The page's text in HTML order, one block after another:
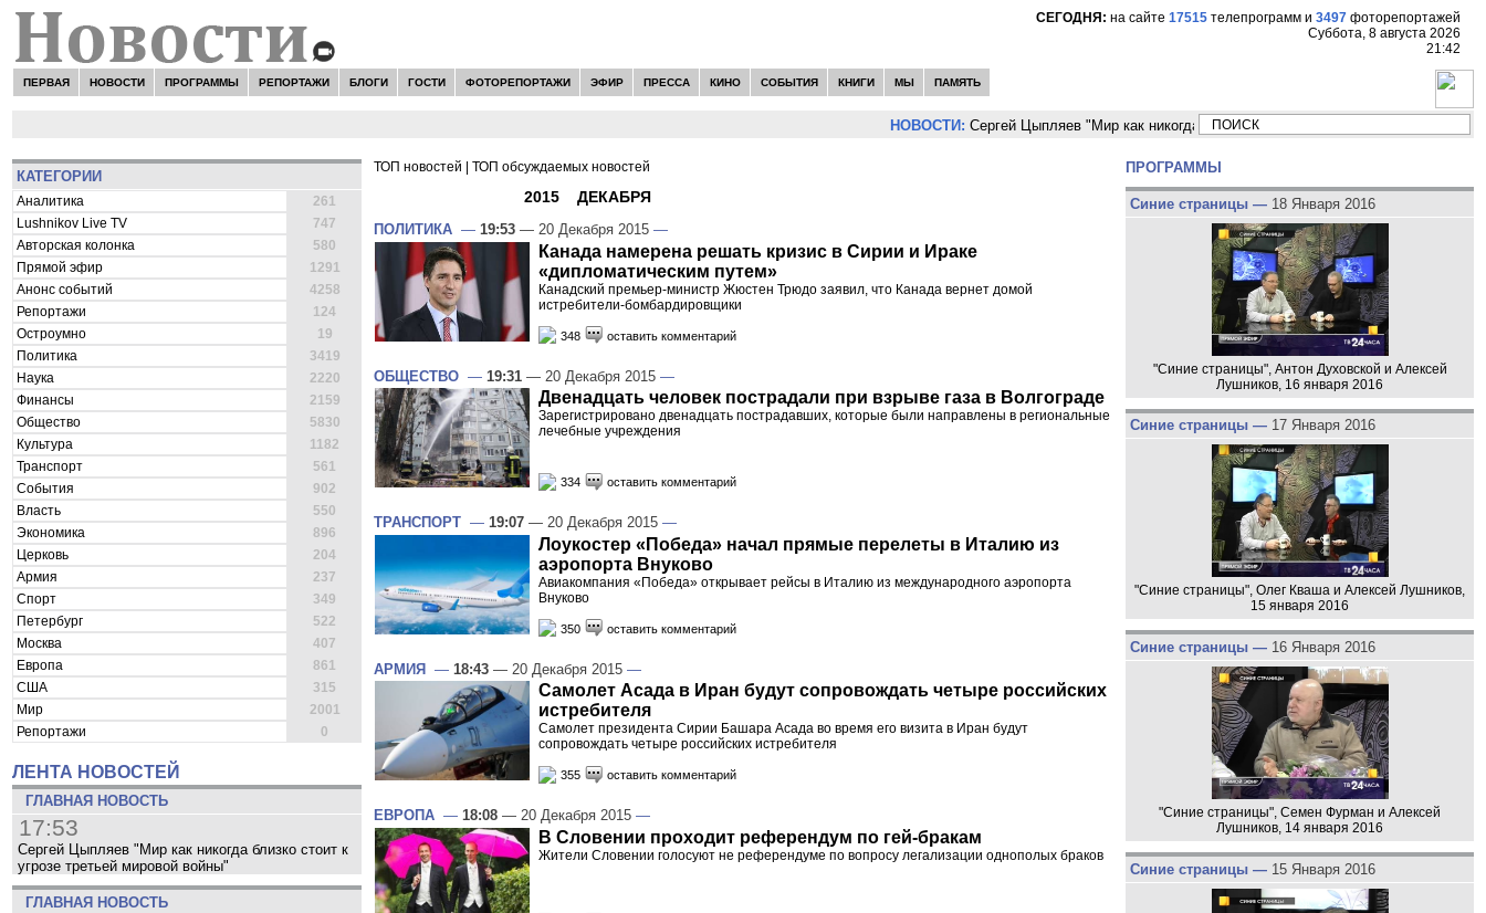
СЕГОДНЯ: на сайте 17515 телепрограмм и 3497 фоторепортажей
Суббота, 8 августа 2026
21:42
ПЕРВАЯ НОВОСТИ ПРОГРАММЫ РЕПОРТАЖИ БЛОГИ ГОСТИ ФОТОРЕПОРТАЖИ ЭФИР ПРЕССА КИНО СОБЫТИЯ КНИГИ МЫ ПАМЯТЬ
НОВОСТИ: Сергей Цыпляев "Мир как никогда близко стоит к угрозе третьей мировой войны"
КАТЕГОРИИ
Аналитика
261
Lushnikov Live TV
747
Авторская колонка
580
Прямой эфир
1291
Анонс событий
4258
Репортажи
124
Остроумно
19
Политика
3419
Наука
2220
Финансы
2159
Общество
5830
Культура
1182
Транспорт
561
События
902
Власть
550
Экономика
896
Церковь
204
Армия
237
Спорт
349
Петербург
522
Москва
407
Европа
861
США
315
Мир
2001
Репортажи
0
ЛЕНТА НОВОСТЕЙ
ГЛАВНАЯ НОВОСТЬ
17:53
Сергей Цыпляев "Мир как никогда близко стоит к
угрозе третьей мировой войны"
ГЛАВНАЯ НОВОСТЬ
ТОП новостей ТОП обсуждаемых новостей
2015 ДЕКАБРЯ
ПОЛИТИКА — 19:53 — 20 Декабря 2015 —
Канада намерена решать кризис в Сирии и Ираке
«дипломатическим путем»
Канадский премьер-министр Жюстен Трюдо заявил, что Канада вернет домой
истребители-бомбардировщики
348 оставить комментарий
ОБЩЕСТВО — 19:31 — 20 Декабря 2015 —
Двенадцать человек пострадали при взрыве газа в Волгограде
Зарегистрировано двенадцать пострадавших, которые были направлены в региональные
лечебные учреждения
334 оставить комментарий
ТРАНСПОРТ — 19:07 — 20 Декабря 2015 —
Лоукостер «Победа» начал прямые перелеты в Италию из
аэропорта Внуково
Авиакомпания «Победа» открывает рейсы в Италию из международного аэропорта
Внуково
350 оставить комментарий
АРМИЯ — 18:43 — 20 Декабря 2015 —
Самолет Асада в Иран будут сопровождать четыре российских
истребителя
Самолет президента Сирии Башара Асада во время его визита в Иран будут
сопровождать четыре российских истребителя
355 оставить комментарий
ЕВРОПА — 18:08 — 20 Декабря 2015 —
В Словении проходит референдум по гей-бракам
Жители Словении голосуют не референдуме по вопросу легализации однополых браков
ПРОГРАММЫ
Синие страницы — 18 Января 2016
"Синие страницы", Антон Духовской и Алексей
Лушников, 16 января 2016
Синие страницы — 17 Января 2016
"Синие страницы", Олег Кваша и Алексей Лушников,
15 января 2016
Синие страницы — 16 Января 2016
"Синие страницы", Семен Фурман и Алексей
Лушников, 14 января 2016
Синие страницы — 15 Января 2016